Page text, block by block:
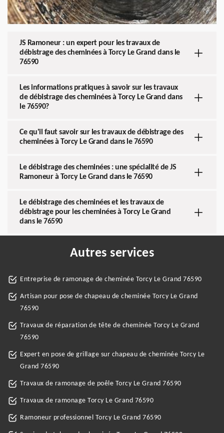
JS Ramoneur : un expert pour les travaux de
débistrage des cheminées à Torcy Le Grand dans le
76590
Les informations pratiques à savoir sur les travaux
de débistrage des cheminées à Torcy Le Grand dans
le 76590?
Ce qu'il faut savoir sur les travaux de débistrage des
cheminées à Torcy Le Grand dans le 76590
Le débistrage des cheminées : une spécialité de JS
Ramoneur à Torcy Le Grand dans le 76590
Le débistrage des cheminées et les travaux de
débistrage pour les cheminées à Torcy Le Grand
dans le 76590
Autres services
Entreprise de ramonage de cheminée Torcy Le Grand 76590
Artisan pour pose de chapeau de cheminée Torcy Le Grand
76590
Travaux de réparation de tête de cheminée Torcy Le Grand
76590
Expert en pose de grillage sur chapeau de cheminée Torcy Le
Grand 76590
Travaux de ramonage de poêle Torcy Le Grand 76590
Travaux de ramonage Torcy Le Grand 76590
Ramoneur professionnel Torcy Le Grand 76590